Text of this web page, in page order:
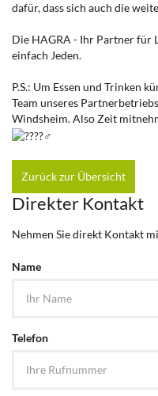
dafür, dass sich auch die
Die HAGRA - Ihr Partner für
einfach Jeden.
P.S.: Um Essen und Trinken
Team unseres Partnerbetriebs
Windsheim. Also Zeit
Zurück zur Übersicht
Direkter Kontakt
Nehmen Sie direkt Kontakt
Name
Telefon